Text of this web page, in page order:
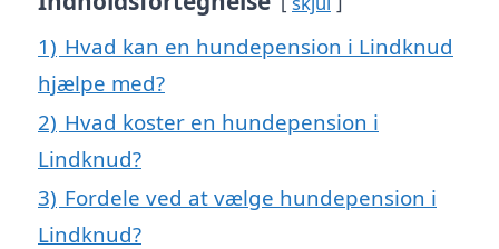
1) Hvad kan en hundepension i Lindknud
hjælpe med?
2) Hvad koster en hundepension i
Lindknud?
3) Fordele ved at vælge hundepension i
Lindknud?